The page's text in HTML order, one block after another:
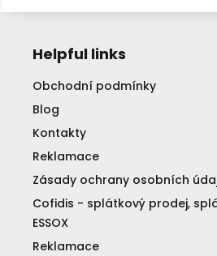
Helpful links
Obchodní podmínky
Blog
Kontakty
Reklamace
Zásady ochrany osobních
Cofidis - splátkový prodej,
ESSOX
Reklamace